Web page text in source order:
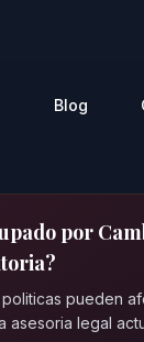
Blog
por
pueden
asesoria legal